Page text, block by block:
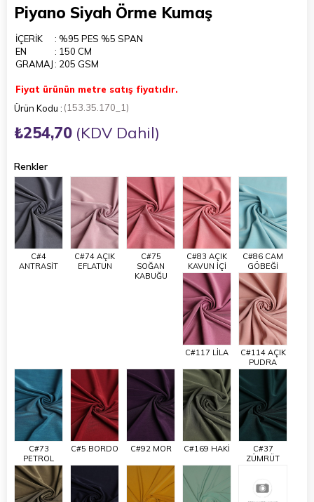
Piyano Siyah Örme Kumaş
İÇERİK
: %95 PES %5 SPAN
EN
: 150 CM
GRAMAJ: 205 GSM
Fiyat ürünün metre satış fiyatıdır.
(153.35.170_1)
₺254,70 (KDV Dahil)
Renkler
C#4
ANTRASİT
C#74 AÇIK
EFLATUN
C#75
SOĞAN
KABUĞU
C#83 AÇIK
KAVUN İÇİ
C#86 CAM
GÖBEĞİ
C#117 LİLA
C#114 AÇIK
PUDRA
C#73
PETROL
C#5 BORDO C#92 MOR C#169 HAKİ
C#37
ZÜMRÜT